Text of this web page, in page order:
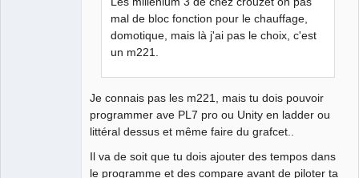
mal de bloc fonction pour le chauffage,
domotique, mais là j'ai pas le choix, c'est
un m221.
Je connais pas les m221, mais tu dois pouvoir
programmer ave PL7 pro ou Unity en ladder ou
littéral dessus et même faire du grafcet..
Il va de soit que tu dois ajouter des tempos dans
le programme et des compare avant de piloter ta